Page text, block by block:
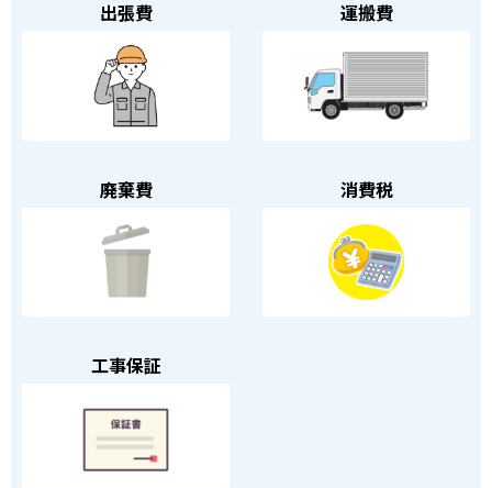
出張費 運搬費
廃棄費 消費税
工事保証